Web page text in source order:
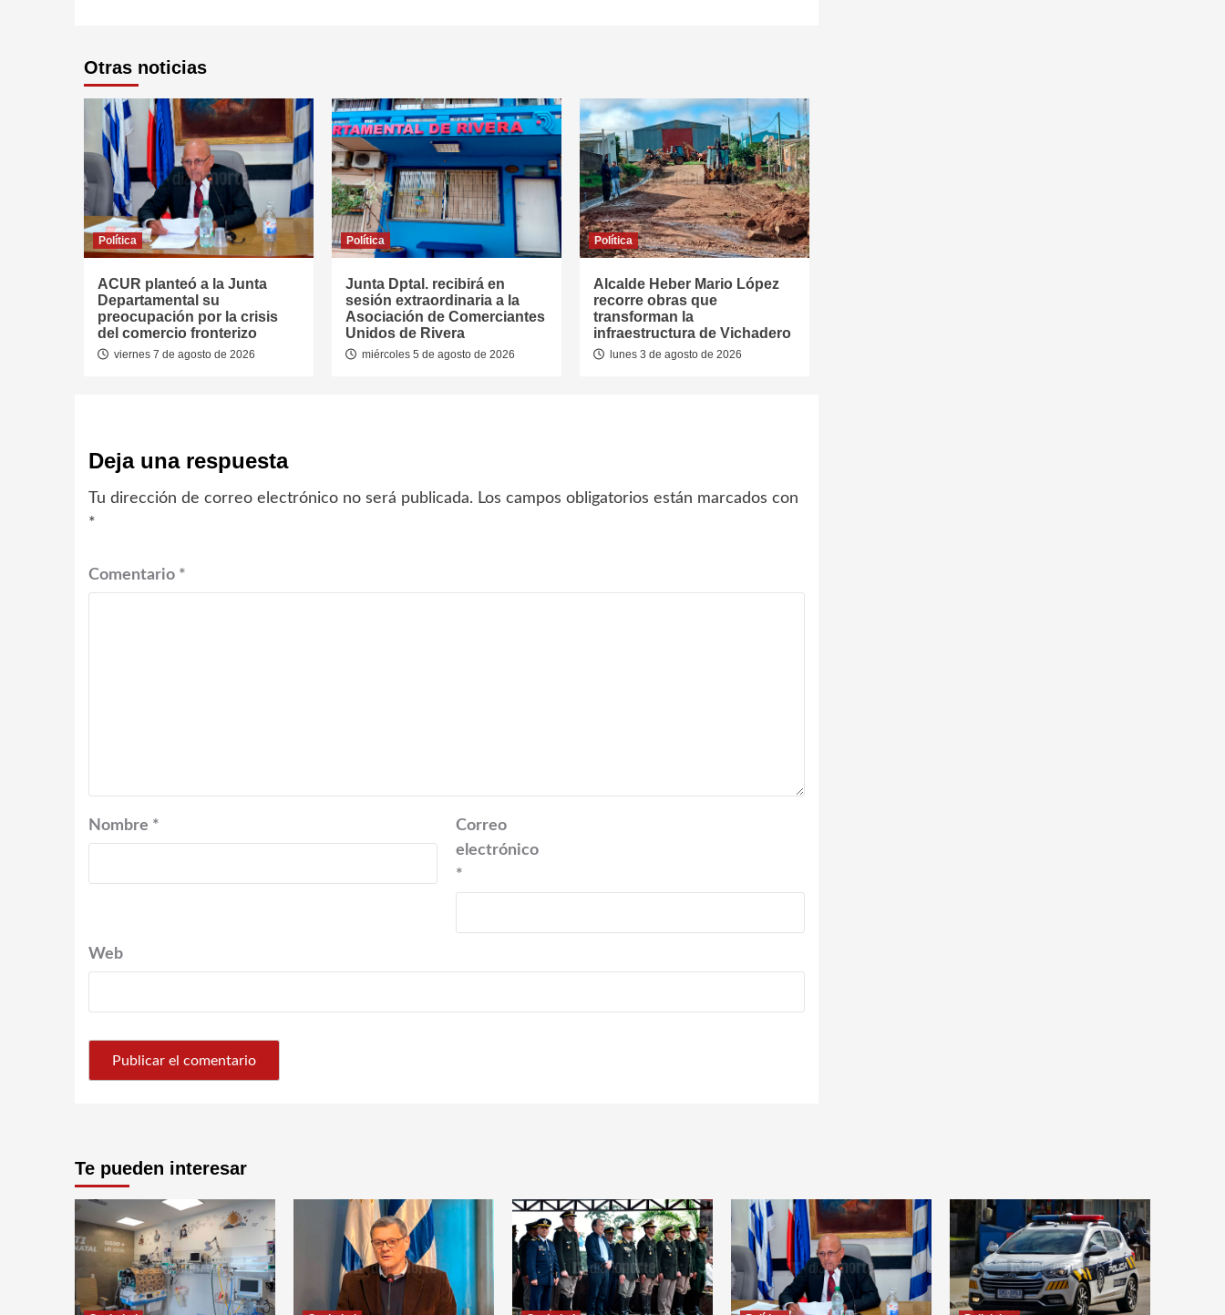
Otras noticias
Política
ACUR planteó a la Junta
Departamental su
preocupación por la crisis
del comercio fronterizo
viernes 7 de agosto de 2026
Política
Junta Dptal. recibirá en
sesión extraordinaria a la
Asociación de Comerciantes
Unidos de Rivera
miércoles 5 de agosto de 2026
Política
Alcalde Heber Mario López
recorre obras que
transforman la
infraestructura de Vichadero
lunes 3 de agosto de 2026
Deja una respuesta
Tu dirección de correo electrónico no será publicada. Los campos obligatorios están marcados con
*
Comentario *
Nombre *
Correo
electrónico
*
Web
Te pueden interesar